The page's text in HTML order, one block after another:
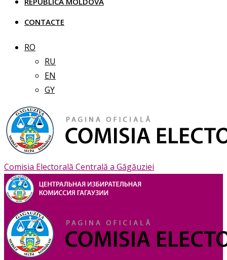
CONTACTE
RO
RU
EN
GY
Comisia Electorală Centrală a Găgăuziei